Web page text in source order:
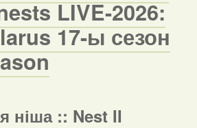
LIVE-2026:
17-ы сезон
ніша :: Nest II